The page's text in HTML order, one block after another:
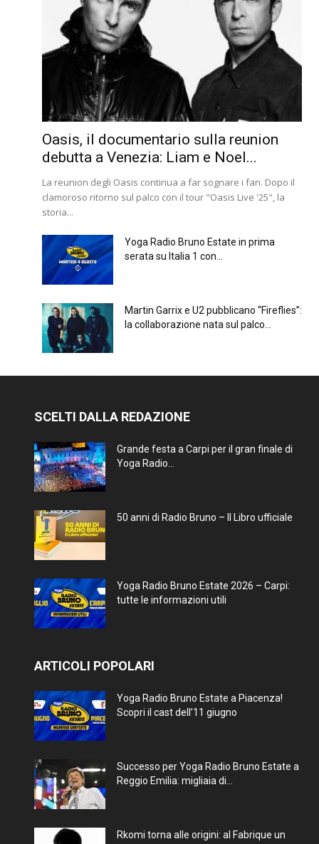
Oasis, il documentario sulla reunion
debutta a Venezia: Liam e Noel...
La reunion degli Oasis continua a far sognare i fan. Dopo il
clamoroso ritorno sul palco con il tour "Oasis Live '25", la
storia...
Yoga Radio Bruno Estate in prima
serata su Italia 1 con...
Martin Garrix e U2 pubblicano “Fireflies”:
la collaborazione nata sul palco...
SCELTI DALLA REDAZIONE
Grande festa a Carpi per il gran finale di
Yoga Radio...
50 anni di Radio Bruno – Il Libro ufficiale
Yoga Radio Bruno Estate 2026 – Carpi:
tutte le informazioni utili
ARTICOLI POPOLARI
Yoga Radio Bruno Estate a Piacenza!
Scopri il cast dell’11 giugno
Successo per Yoga Radio Bruno Estate a
Reggio Emilia: migliaia di...
Rkomi torna alle origini: al Fabrique un